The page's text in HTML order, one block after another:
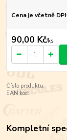
Cena je včetně
90,00 Kč/ks
Číslo produktu:
EAN kód:
Kompletní